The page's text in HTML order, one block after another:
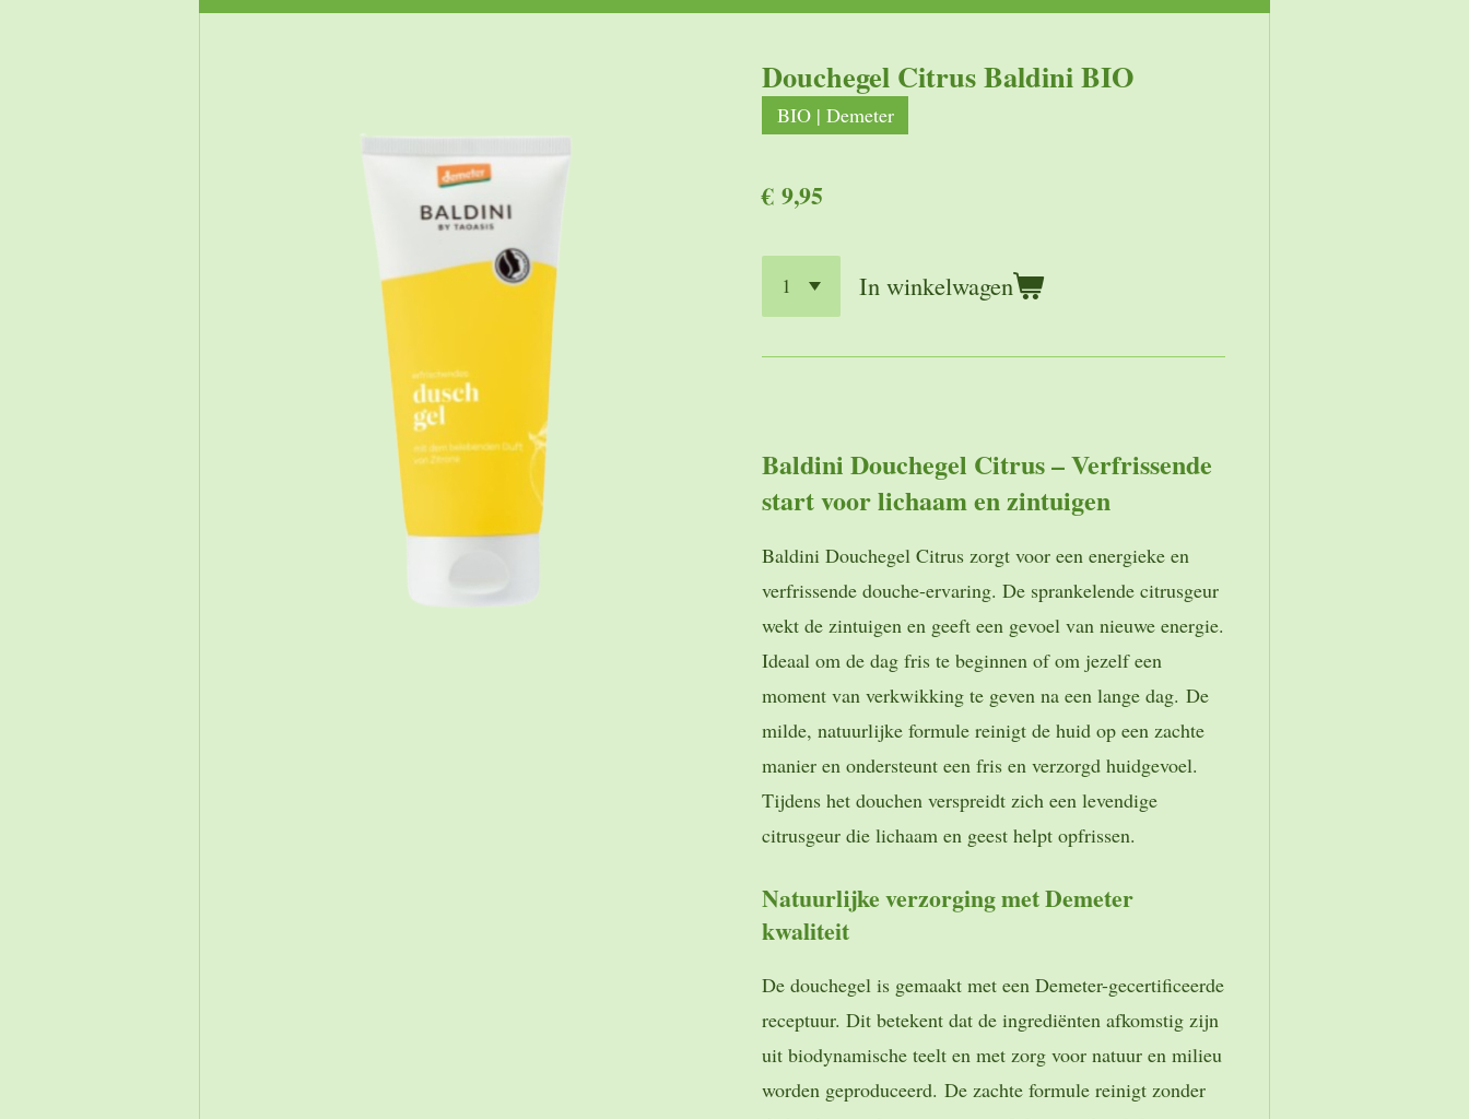
Douchegel Citrus Baldini BIO
BIO | Demeter
€ 9,95
In winkelwagen
Baldini Douchegel Citrus – Verfrissende
start voor lichaam en zintuigen
Baldini Douchegel Citrus zorgt voor een energieke en
verfrissende douche-ervaring. De sprankelende citrusgeur
wekt de zintuigen en geeft een gevoel van nieuwe energie.
Ideaal om de dag fris te beginnen of om jezelf een
moment van verkwikking te geven na een lange dag. De
milde, natuurlijke formule reinigt de huid op een zachte
manier en ondersteunt een fris en verzorgd huidgevoel.
Tijdens het douchen verspreidt zich een levendige
citrusgeur die lichaam en geest helpt opfrissen.
Natuurlijke verzorging met Demeter
kwaliteit
De douchegel is gemaakt met een Demeter-gecertificeerde
receptuur. Dit betekent dat de ingrediënten afkomstig zijn
uit biodynamische teelt en met zorg voor natuur en milieu
worden geproduceerd. De zachte formule reinigt zonder